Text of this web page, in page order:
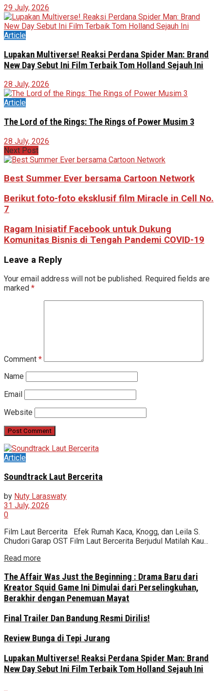
29 July, 2026
Article
Lupakan Multiverse! Reaksi Perdana Spider Man: Brand
New Day Sebut Ini Film Terbaik Tom Holland Sejauh Ini
28 July, 2026
Article
The Lord of the Rings: The Rings of Power Musim 3
28 July, 2026
Next Post
Best Summer Ever bersama Cartoon Network
Berikut foto-foto eksklusif film Miracle in Cell No.
7
Ragam Inisiatif Facebook untuk Dukung
Komunitas Bisnis di Tengah Pandemi COVID-19
Leave a Reply
Your email address will not be published. Required fields are
marked *
Comment *
Name
Email
Website
Article
Soundtrack Laut Bercerita
by Nuty Laraswaty
31 July, 2026
0
Film Laut Bercerita Efek Rumah Kaca, Knogg, dan Leila S.
Chudori Garap OST Film Laut Bercerita Berjudul Matilah Kau...
Read more
The Affair Was Just the Beginning : Drama Baru dari
Kreator Squid Game Ini Dimulai dari Perselingkuhan,
Berakhir dengan Penemuan Mayat
Final Trailer Dan Bandung Resmi Dirilis!
Review Bunga di Tepi Jurang
Lupakan Multiverse! Reaksi Perdana Spider Man: Brand
New Day Sebut Ini Film Terbaik Tom Holland Sejauh Ini